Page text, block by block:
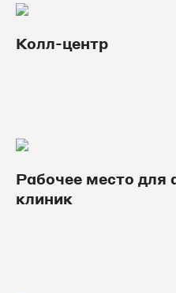
Колл-центр
Рабочее место для
клиник